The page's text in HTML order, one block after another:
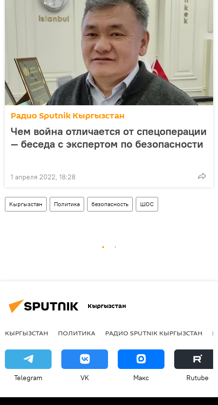
Радио Sputnik Кыргызстан
Чем война отличается от спецоперации
— беседа с экспертом по безопасности
1 апреля 2022, 18:28
Кыргызстан Политика безопасность ШОС
Кыргызстан
КЫРГЫЗСТАН ПОЛИТИКА РАДИО SPUTNIK КЫРГЫЗСТАН
Telegram VK Макс Rutube